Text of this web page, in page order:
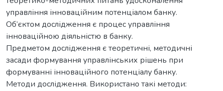
управління інноваційним потенціалом банку.
Об’єктом дослідження є процес управління
інноваційною діяльністю в банку.
Предметом дослідження є теоретичні, методичні
засади формування управлінських рішень при
формуванні інноваційного потенціалу банку.
Методи дослідження. Використано такі методи: